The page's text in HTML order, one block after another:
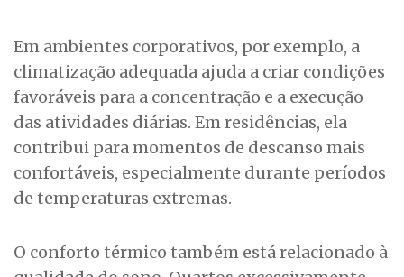
Em ambientes corporativos, por exemplo, a
climatização adequada ajuda a criar condições
favoráveis para a concentração e a execução
das atividades diárias. Em residências, ela
contribui para momentos de descanso mais
confortáveis, especialmente durante períodos
de temperaturas extremas.
O conforto térmico também está relacionado à